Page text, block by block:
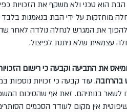
הוא טכני ולא משקף את הזכויות
מוחזקות על ידי הבת בנאמנות
את המגרש לנחלה נולדה לאחר
עצמאית שלא ניתנת לפיצול.
את התביעה וקבעה כי רישום
בהרחבה. עוד קבעה כי זכויות נוספות
לשאר בנותיהם. זאת אף שהסיכום
אין מקום לעודד הסכמים